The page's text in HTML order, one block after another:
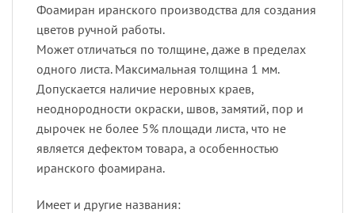
Фоамиран иранского производства для создания
цветов ручной работы.
Может отличаться по толщине, даже в пределах
одного листа. Максимальная толщина 1 мм.
Допускается наличие неровных краев,
неоднородности окраски, швов, замятий, пор и
дырочек не более 5% площади листа, что не
является дефектом товара, а особенностью
иранского фоамирана.
Имеет и другие названия: